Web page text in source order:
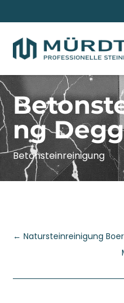
ng
Betonsteinreinigung
←Natursteinreinigung